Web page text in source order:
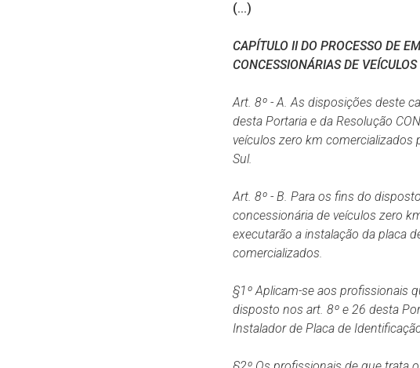
(...)
CAPÍTULO II DO PROCESSO DE
CONCESSIONÁRIAS DE
Art. 8º - A. As disposições deste
desta Portaria e da Resolução
veículos zero km comercializados
Sul.
Art. 8º - B. Para os fins do
concessionária de veículos zero
executarão a instalação da placa
comercializados.
§1º Aplicam-se aos profissionais
disposto nos art. 8º e 26 desta
Instalador de Placa de